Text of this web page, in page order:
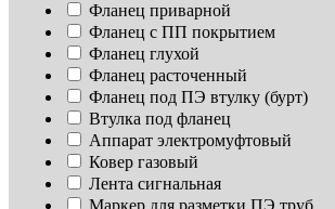
Фланец приварной
Фланец с ПП покрытием
Фланец глухой
Фланец расточенный
Фланец под ПЭ втулку (бурт)
Втулка под фланец
Аппарат электромуфтовый
Ковер газовый
Лента сигнальная